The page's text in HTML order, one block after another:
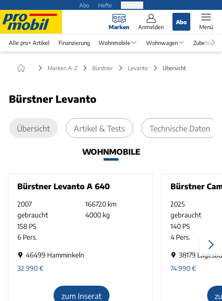
Abo Hefte
Marken Anmelden
Abo
Menü
Alle pro+ Artikel Finanzierung Wohnmobile Wohnwagen Zubehör
Marken A-Z Bürstner Levanto Übersicht
Bürstner Levanto
Übersicht Artikel & Tests Technische Daten
WOHNMOBILE
Bürstner Levanto A 640
2007
166720 km
gebraucht
4000 kg
158 PS
6 Pers.
46499 Hamminkeln
32.990€
zum Inserat
Bürstner
2025
gebraucht
140 PS
4 Pers.
38179
74.990€